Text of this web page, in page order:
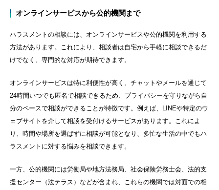
オンラインサービスから公的機関まで
ハラスメントの相談には、オンラインサービスや公的機関を利用する
方法があります。これにより、相談者は自宅から手軽に相談できるだ
けでなく、専門的な対応が期待できます。
オンラインサービスは特に利便性が高く、チャットやメールを通じて
24時間いつでも匿名で相談できるため、プライバシーを守りながら自
分のペースで相談ができることが特徴です。例えば、
LINEや特定のウ
ェブサイトを介して相談を受付けるサービスがあります。これによ
り、時間や場所を選ばずに相談が可能となり、多忙な生活の中でもハ
ラスメントに対する悩みを相談できます。
一方、公的機関には労働局や地方法務局、社会保険労務士会、法的支
援センター（法テラス）などが含まれ、これらの機関では対面での相